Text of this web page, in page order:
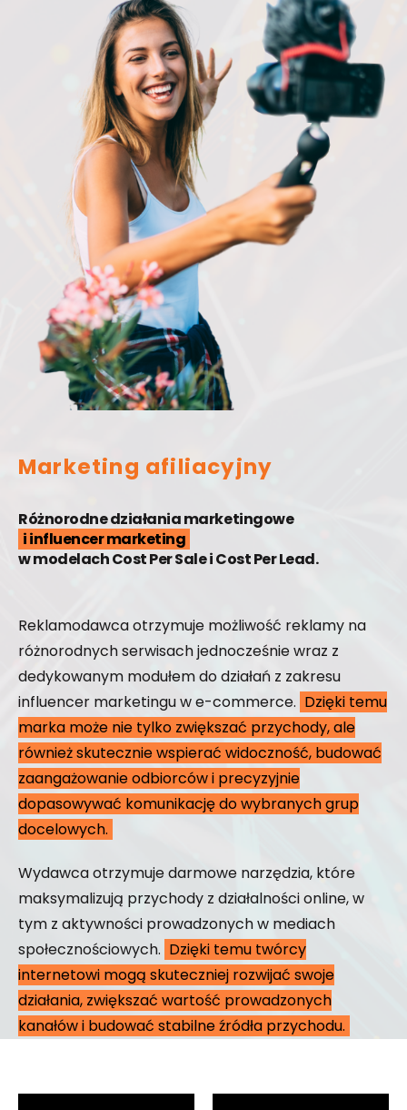
Marketing afiliacyjny
Różnorodne działania marketingowe
i influencer marketing
w modelach Cost Per Sale i Cost Per Lead.
Reklamodawca otrzymuje możliwość reklamy na
różnorodnych serwisach jednocześnie wraz z
dedykowanym modułem do działań z zakresu
influencer marketingu w e-commerce. Dzięki temu
marka może nie tylko zwiększać przychody, ale
również skutecznie wspierać widoczność, budować
zaangażowanie odbiorców i precyzyjnie
dopasowywać komunikację do wybranych grup
docelowych.
Wydawca otrzymuje darmowe narzędzia, które
maksymalizują przychody z działalności online, w
tym z aktywności prowadzonych w mediach
społecznościowych. Dzięki temu twórcy
internetowi mogą skuteczniej rozwijać swoje
działania, zwiększać wartość prowadzonych
kanałów i budować stabilne źródła przychodu.